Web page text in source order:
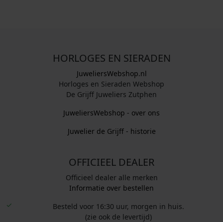
HORLOGES EN SIERADEN
JuweliersWebshop.nl
Horloges en Sieraden Webshop
De Grijff Juweliers Zutphen
JuweliersWebshop - over ons
Juwelier de Grijff - historie
OFFICIEEL DEALER
Officieel dealer alle merken
Informatie over bestellen
Besteld voor 16:30 uur, morgen in huis.
(zie ook de levertijd)